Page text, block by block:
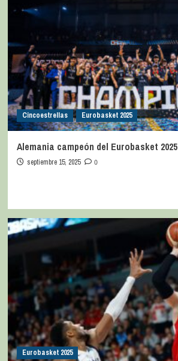
Cincoestrellas Eurobasket 2025
Alemania campeón del Eurobasket 2025
septiembre 15, 2025 0
Eurobasket 2025